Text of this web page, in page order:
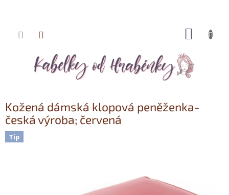
Přejít
Kožená dámská klopová peněženka-
česká výroba; červená
Tip